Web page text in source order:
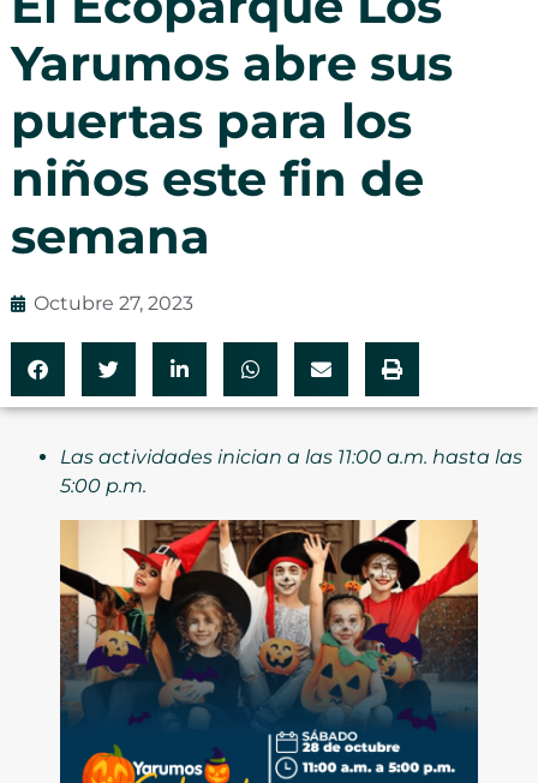
Yarumos abre sus
puertas para los
niños este fin de
semana
Octubre 27, 2023
Las actividades inician a las 11:00 a.m. hasta las
5:00 p.m.